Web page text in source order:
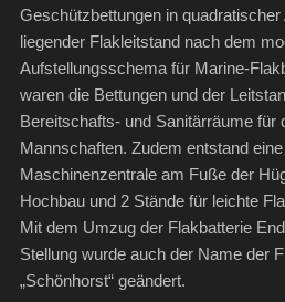
Geschützbettungen in quadratischer
liegender Flakleitstand nach dem
Aufstellungsschema für Marine-
waren die Bettungen und der
Bereitschafts- und Sanitärräume für
Mannschaften. Zudem entstand
Maschinenzentrale am Fuße der
Hochbau und 2 Stände für leichte
Mit dem Umzug der Flakbatterie
Stellung wurde auch der Name der
„Schönhorst“ geändert.